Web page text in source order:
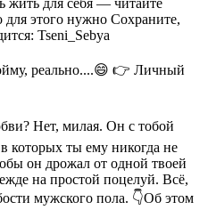
для этого нужно Сохраните,
Tseni_Sebya
реально....😄 👉 Личный
Нет, милая. Он с тобой
которых ты ему никогда не
он дрожал от одной твоей
на простой поцелуй. Всё,
мужского пола. 👇Об этом